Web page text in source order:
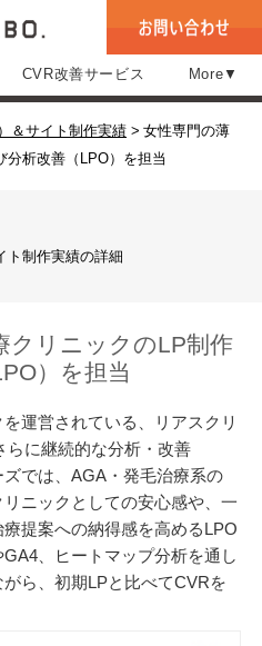
CVR改善サービス More▼
＆サイト制作実績 > 女性専門の薄
分析改善（LPO）を担当
ト制作実績の詳細
クリニックのLP制作
）を担当
運営されている、リアスクリ
らに継続的な分析・改善
ズでは、AGA・発毛治療系の
ニックとしての安心感や、一
提案への納得感を高めるLPO
、ヒートマップ分析を通し
ら、初期LPと比べてCVRを